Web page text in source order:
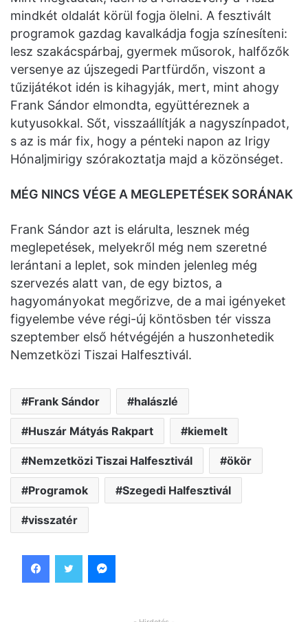
mindkét oldalát körül fogja ölelni. A fesztivált
programok gazdag kavalkádja fogja színesíteni:
lesz szakácspárbaj, gyermek műsorok, halfőzők
versenye az újszegedi Partfürdőn, viszont a
tűzijátékot idén is kihagyják, mert, mint ahogy
Frank Sándor elmondta, együttéreznek a
kutyusokkal. Sőt, visszaállítják a nagyszínpadot,
s az is már fix, hogy a pénteki napon az Irigy
Hónaljmirigy szórakoztatja majd a közönséget.
MÉG NINCS VÉGE A MEGLEPETÉSEK SORÁNAK
Frank Sándor azt is elárulta, lesznek még
meglepetések, melyekről még nem szeretné
lerántani a leplet, sok minden jelenleg még
szervezés alatt van, de egy biztos, a
hagyományokat megőrizve, de a mai igényeket
figyelembe véve régi-új köntösben tér vissza
szeptember első hétvégéjén a huszonhetedik
Nemzetközi Tiszai Halfesztivál.
Frank Sándor halászlé
Huszár Mátyás Rakpart kiemelt
Nemzetközi Tiszai Halfesztivál ökör
Programok Szegedi Halfesztivál
visszatér